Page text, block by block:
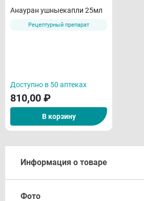
Анауран ушныекапли 25мл
Рецептурный препарат
Доступно в 50 аптеках
810,00 ₽
В корзину
Информация о товаре
Фото